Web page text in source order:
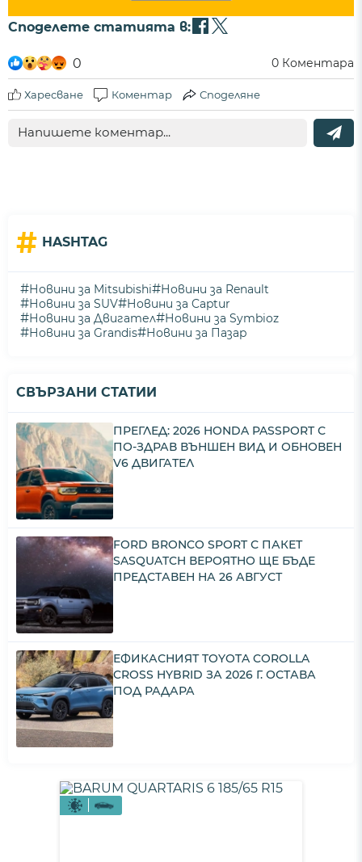
Споделете статията в:
0 0 Коментара
Харесване Коментар Споделяне
# HASHTAG
#Новини за Mitsubishi#Новини за Renault
#Новини за SUV#Новини за Captur
#Новини за Двигател#Новини за Symbioz
#Новини за Grandis#Новини за Пазар
СВЪРЗАНИ СТАТИИ
ПРЕГЛЕД: 2026 HONDA PASSPORT С
ПО-ЗДРАВ ВЪНШЕН ВИД И ОБНОВЕН
V6 ДВИГАТЕЛ
FORD BRONCO SPORT С ПАКЕТ
SASQUATCH ВЕРОЯТНО ЩЕ БЪДЕ
ПРЕДСТАВЕН НА 26 АВГУСТ
ЕФИКАСНИЯТ TOYOTA COROLLA
CROSS HYBRID ЗА 2026 Г. ОСТАВА
ПОД РАДАРА